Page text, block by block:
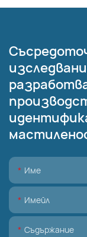
Име
Имейл
Съдържание